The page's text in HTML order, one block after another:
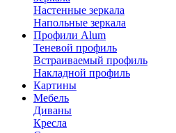
Настенные зеркала
Напольные зеркала
Профили Alum
Теневой профиль
Встраиваемый профиль
Накладной профиль
Картины
Мебель
Диваны
Кресла